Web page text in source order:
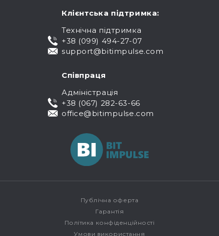
Клієнтська підтримка:
Технічна підтримка
+38 (099) 494-27-07
support@bitimpulse.com
Співпраця
Адміністрація
+38 (067) 282-63-66
office@bitimpulse.com
Публічна оферта
Гарантія
Політика конфіденційності
Умови використання